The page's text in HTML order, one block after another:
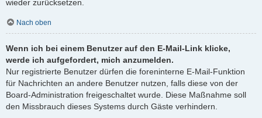
wieder zurücksetzen.
Nach oben
Wenn ich bei einem Benutzer auf den E-Mail-Link klicke,
werde ich aufgefordert, mich anzumelden.
Nur registrierte Benutzer dürfen die foreninterne E-Mail-Funktion
für Nachrichten an andere Benutzer nutzen, falls diese von der
Board-Administration freigeschaltet wurde. Diese Maßnahme soll
den Missbrauch dieses Systems durch Gäste verhindern.